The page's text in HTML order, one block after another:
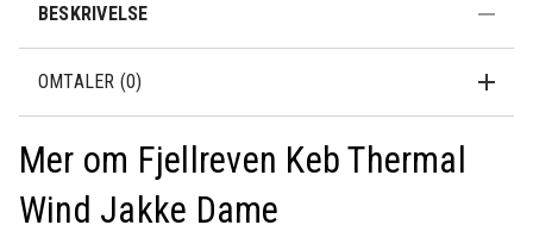
BESKRIVELSE
OMTALER (0)
Mer om Fjellreven Keb Thermal
Wind Jakke Dame